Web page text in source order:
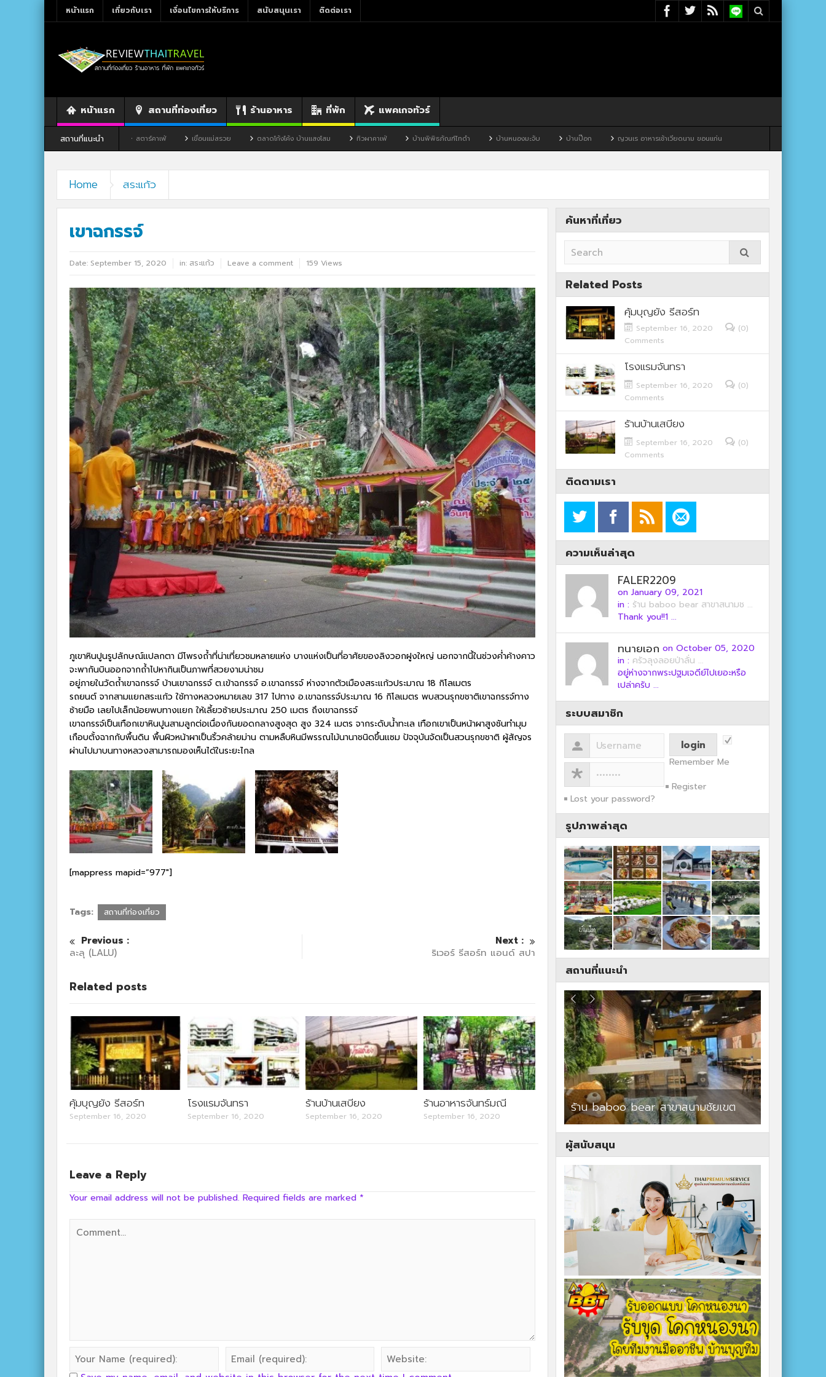
หน้าแรก เกี่ยวกับเรา เงื่อนไขการให้บริการ สนับสนุนเรา ติดต่อเรา
หน้าแรก สถานที่ท่องเที่ยว ร้านอาหาร ที่พัก แพคเกจทัวร์
สถานที่แนะนำ
สตาร์คาเฟ่ เขื่อนแม่สรวย ตลาดโก้งโค้ง บ้านแสงโสม ทิวผาคาเฟ่ บ้านพิพิธภัณฑ์ไทดำ บ้านหนองมะจับ บ้านป๊อก ญวนเร อาหารเช้าเวียดนาม ขอนแก่น
Home สระแก้ว
เขาฉกรรจ์
Date: September 15, 2020 in: สระแก้ว Leave a comment 159 Views
ภูเขาหินปูนรูปลักษณ์แปลกตา มีโพรงถ้ำที่น่าเที่ยวชมหลายแห่ง บางแห่งเป็นที่อาศัยของลิงวอกฝูงใหญ่ นอกจากนี้ในช่วงค่ำค้างคาว
จะพากันบินออกจากถ้ำไปหากินเป็นภาพที่สวยงามน่าชม
อยู่ภายในวัดถ้ำเขาฉกรรจ์ บ้านเขาฉกรรจ์ ต.เข้าฉกรรจ์ อ.เขาฉกรรจ์ ห่างจากตัวเมืองสระแก้วประมาณ 18 กิโลเมตร
รถยนต์ จากสามแยกสระแก้ว ใช้ทางหลวงหมายเลข 317 ไปทาง อ.เขาฉกรรจ์ประมาณ 16 กิโลเมตร พบสวนรุกขชาติเขาฉกรรจ์ทาง
ซ้ายมือ เลยไปเล็กน้อยพบทางแยก ให้เลี้ยวซ้ายประมาณ 250 เมตร ถึงเขาฉกรรจ์
เขาฉกรรจ์เป็นเทือกเขาหินปูนสามลูกต่อเนื่องกันยอดกลางสูงสุด สูง 324 เมตร จากระดับน้ำทะเล เทือกเขาเป็นหน้าผาสูงชันทำมุม
เกือบตั้งฉากกับพื้นดิน พื้นผิวหน้าผาเป็นริ้วคล้ายม่าน ตามหลืบหินมีพรรณไม้นานาชนิดขึ้นแซม ปัจจุบันจัดเป็นสวนรุกขชาติ ผู้สัญจร
ผ่านไปมาบนทางหลวงสามารถมองเห็นได้ในระยะไกล
[mappress mapid=”977″]
Tags: สถานที่ท่องเที่ยว
Previous :
ละลุ (LALU)
Next :
ริเวอร์ รีสอร์ท แอนด์ สปา
Related posts
คุ้มบุญยัง รีสอร์ท
September 16, 2020
โรงแรมจันทรา
September 16, 2020
ร้านบ้านเสบียง
September 16, 2020
ร้านอาหารจันทร์มณี
September 16, 2020
Leave a Reply
Your email address will not be published. Required fields are marked *
ค้นหาที่เที่ยว
Related Posts
คุ้มบุญยัง รีสอร์ท
September 16, 2020
(0)
Comments
โรงแรมจันทรา
September 16, 2020
(0)
Comments
ร้านบ้านเสบียง
September 16, 2020
(0)
Comments
ติดตามเรา
ความเห็นล่าสุด
FALER2209
on January 09, 2021
in : ร้าน baboo bear สาขาสนามช ...
Thank you!!1 ...
ทนายเอก on October 05, 2020
in : ครัวลุงลอยป่าลั่น ...
อยู่ห่างจากพระปฐมเจดีย์ไปเยอะหรือ
เปล่าครับ ...
ระบบสมาชิก
Remember Me
Register
Lost your password?
รูปภาพล่าสุด
สถานที่แนะนำ
ครัวลุงลอยป่าลั่น ร้าน baboo bear สาขาสนามชัยเขต
ผู้สนับสนุน